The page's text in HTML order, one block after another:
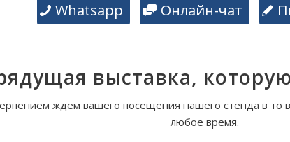
Whatsapp Онлайн-чат
выставка,
ждем вашего посещения нашего стенда в
любое время.